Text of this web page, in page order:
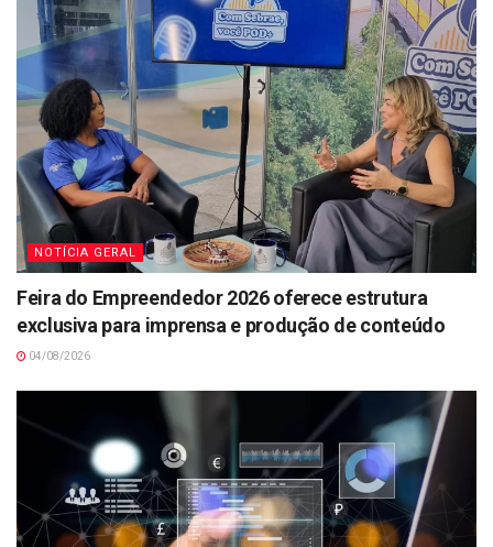
NOTÍCIA GERAL
Feira do Empreendedor 2026 oferece estrutura
exclusiva para imprensa e produção de conteúdo
04/08/2026